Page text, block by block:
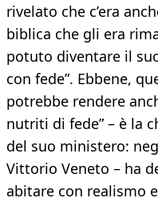
rivelato che c’era
biblica che gli era
potuto diventare il
con fede”. Ebbene,
potrebbe rendere
nutriti di fede” – è la
del suo ministero:
Vittorio Veneto – ha
abitare con realismo